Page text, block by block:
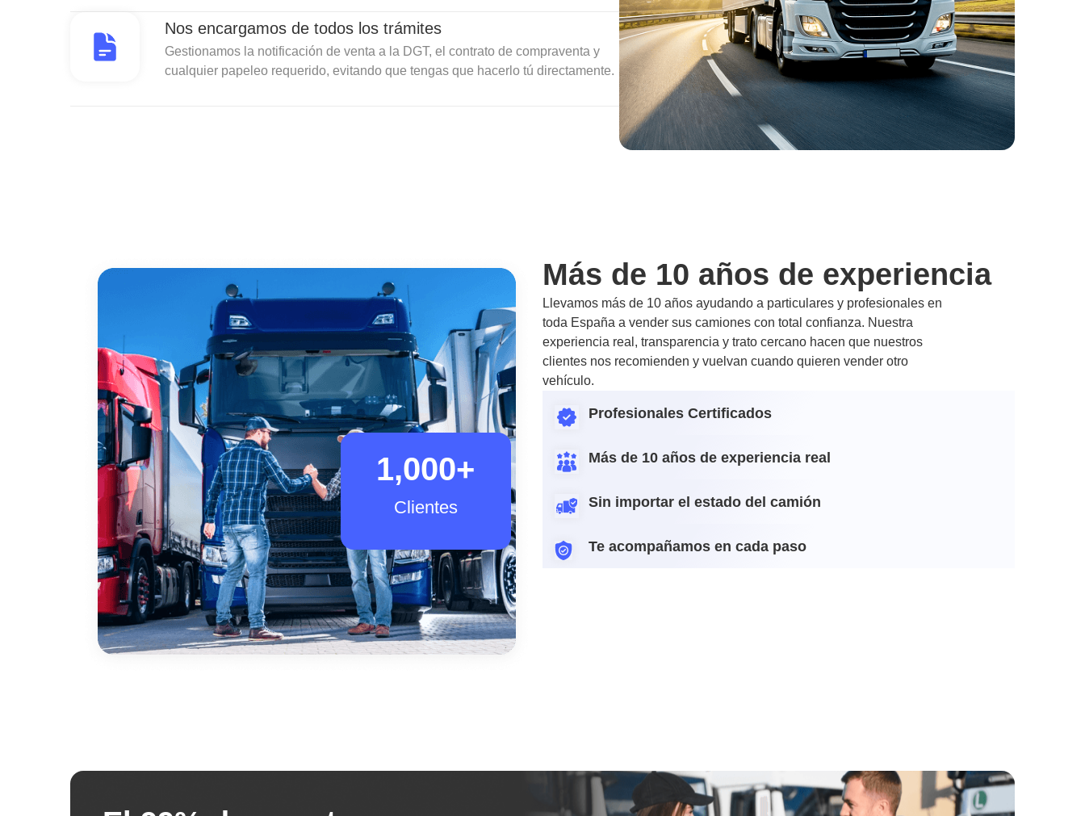
Nos encargamos de todos los trámites
Gestionamos la notificación de venta a la DGT, el contrato de compraventa y
cualquier papeleo requerido, evitando que tengas que hacerlo tú directamente.
Clientes
1,000+
Más de 10 años de experiencia
Llevamos más de 10 años ayudando a particulares y profesionales en
toda España a vender sus camiones con total confianza. Nuestra
experiencia real, transparencia y trato cercano hacen que nuestros
clientes nos recomienden y vuelvan cuando quieren vender otro
vehículo.
Profesionales Certificados
Más de 10 años de experiencia real
Sin importar el estado del camión
Te acompañamos en cada paso